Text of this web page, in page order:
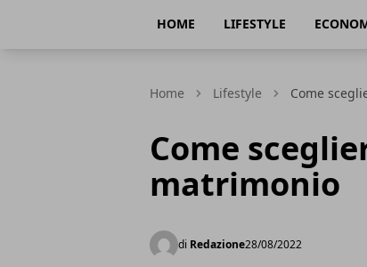
HOME LIFESTYLE
Home Lifestyle Come
Come
matrimonio
di Redazione28/08/2022